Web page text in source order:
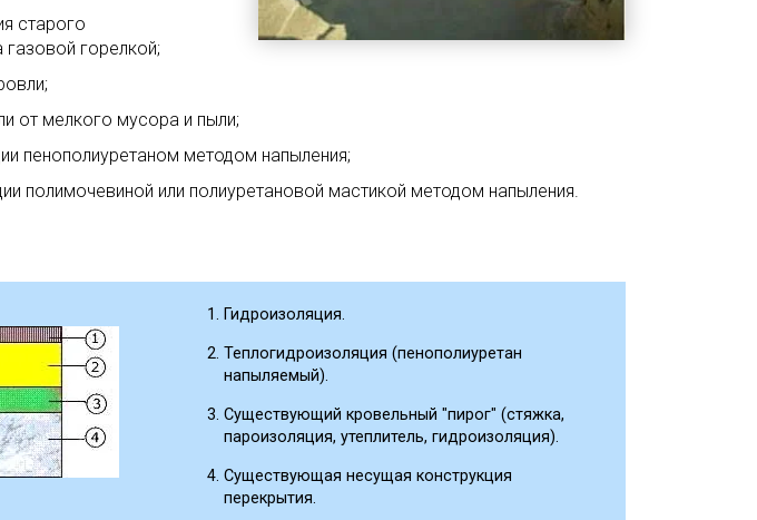
старого
газовой горелкой;
от мелкого мусора и пыли;
пенополиуретаном методом напыления;
полимочевиной или полиуретановой мастикой методом напыления.
Гидроизоляция.
Теплогидроизоляция (пенополиуретан
напыляемый).
Существующий кровельный "пирог" (стяжка,
пароизоляция, утеплитель, гидроизоляция).
Существующая несущая конструкция
перекрытия.